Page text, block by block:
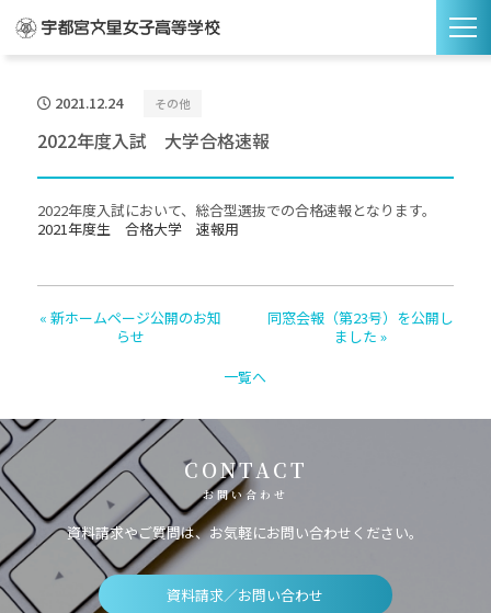
2021.12.24 その他
2022年度入試 大学合格速報
2022年度入試において、総合型選抜での合格速報となります。
2021年度生 合格大学 速報用
« 新ホームページ公開のお知
らせ
同窓会報（第23号）を公開し
ました »
一覧へ
CONTACT
お問い合わせ
資料請求やご質問は、お気軽にお問い合わせください。
資料請求／お問い合わせ